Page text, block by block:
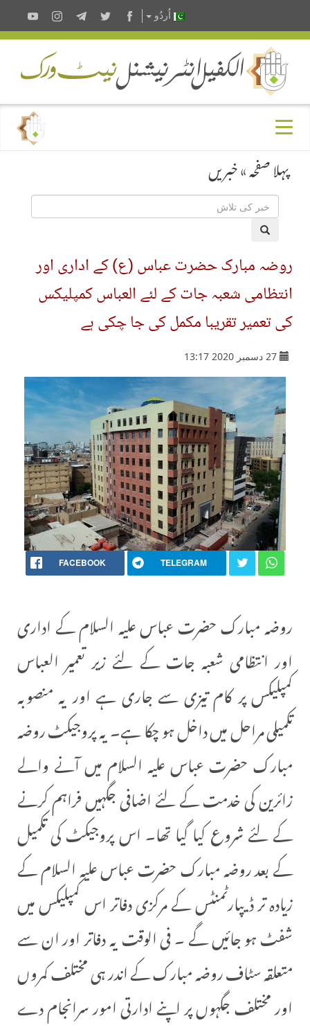
اُردُو
پہلا صفحہ»خبریں
روضہ مبارک حضرت عباس (ع) کے اداری اور
انتظامی شعبہ جات کے لئے العباس کمپلیکس
کی تعمیر تقریبا مکمل کی جا چکی ہے
27 دسمبر 2020 13:17
FACEBOOK TELEGRAM
روضہ مبارک حضرت عباس علیہ السلام کے اداری
اور انتظامی شعبہ جات کے لئے زیر تعمیر العباس
کمپلیکس پر کام تیزی سے جاری ہے اور یہ منصوبہ
تکمیلی مراحل میں داخل ہو چکا ہے۔ یہ پروجیکٹ روضہ
مبارک حضرت عباس علیہ السلام میں آنے والے
زائرین کی خدمت کے لئے اضافی جگہیں فراہم کرنے
کے لئے شروع کیا گیا تھا۔ اس پروجیکٹ کی تکمیل
کے بعد روضہ مبارک حضرت عباس علیہ السلام کے
زیادہ تر ڈیپارٹمنٹس کے مرکزی دفاتر اس کمپلیکس میں
شفٹ ہو جائیں گے ۔ فی الوقت یہ دفاتر اور ان سے
متعلقہ سٹاف روضہ مبارک کے اندر ہی مختلف کمروں
اور مختلف جگہوں پر اپنے ادارتی امور سرانجام دے